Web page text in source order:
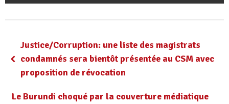
Justice/Corruption: une liste des magistrats
condamnés sera bientôt présentée au CSM avec
proposition de révocation
Le Burundi choqué par la couverture médiatique